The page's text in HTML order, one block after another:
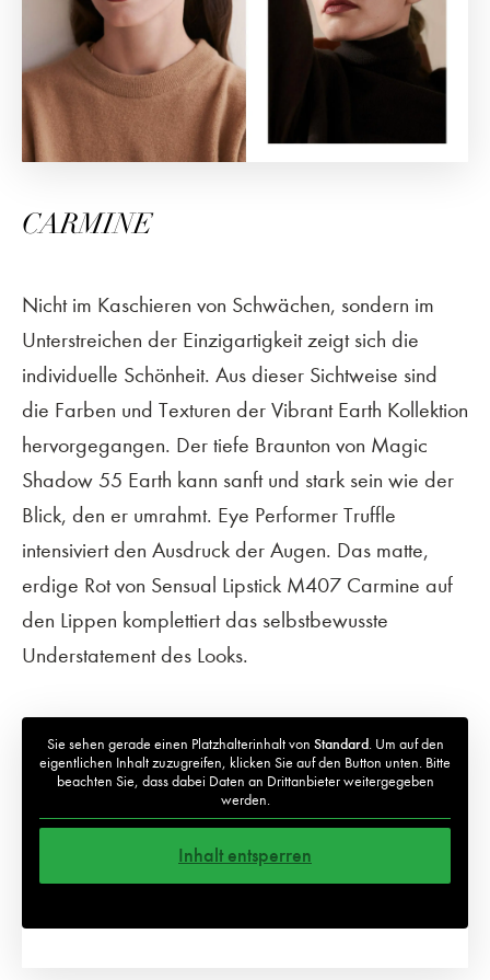
CARMINE
Nicht im Kaschieren von Schwächen, sondern im
Unterstreichen der Einzigartigkeit zeigt sich die
individuelle Schönheit. Aus dieser Sichtweise sind
die Farben und Texturen der Vibrant Earth Kollektion
hervorgegangen. Der tiefe Braunton von Magic
Shadow 55 Earth kann sanft und stark sein wie der
Blick, den er umrahmt. Eye Performer Truffle
intensiviert den Ausdruck der Augen. Das matte,
erdige Rot von Sensual Lipstick M407 Carmine auf
den Lippen komplettiert das selbstbewusste
Understatement des Looks.
Sie sehen gerade einen Platzhalterinhalt von Standard. Um auf den
eigentlichen Inhalt zuzugreifen, klicken Sie auf den Button unten. Bitte
beachten Sie, dass dabei Daten an Drittanbieter weitergegeben
werden.
Inhalt entsperren